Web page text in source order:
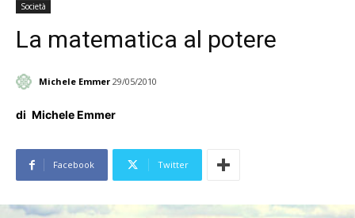
Società
La matematica al potere
Michele Emmer 29/05/2010
di Michele Emmer
Facebook Twitter